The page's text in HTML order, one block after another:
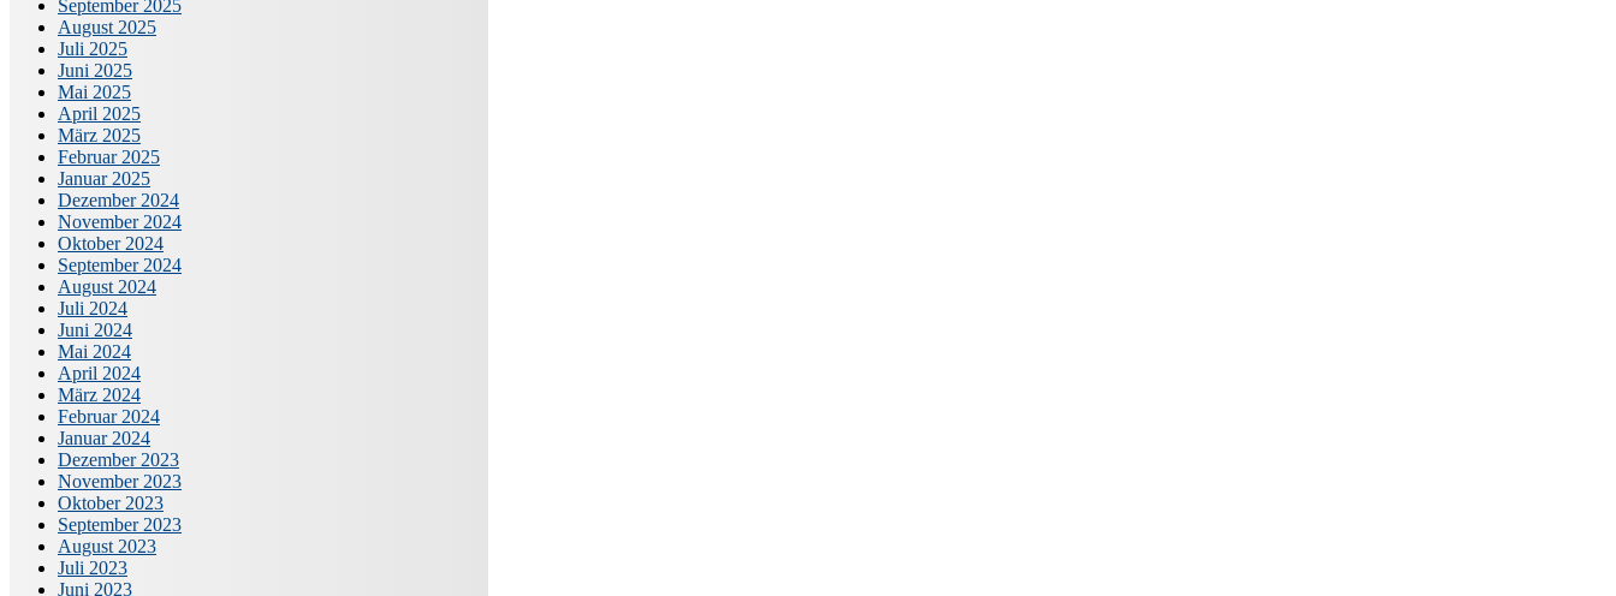
September 2025
August 2025
Juli 2025
Juni 2025
Mai 2025
April 2025
März 2025
Februar 2025
Januar 2025
Dezember 2024
November 2024
Oktober 2024
September 2024
August 2024
Juli 2024
Juni 2024
Mai 2024
April 2024
März 2024
Februar 2024
Januar 2024
Dezember 2023
November 2023
Oktober 2023
September 2023
August 2023
Juli 2023
Juni 2023